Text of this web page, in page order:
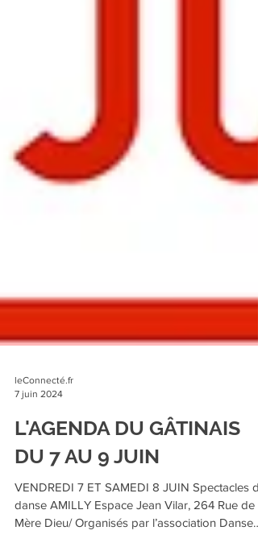
leConnecté.fr
L'AGENDA DU GÂTINAIS
DU 7 AU 9 JUIN
VENDREDI 7 ET SAMEDI 8 JUIN Spectacles
danse AMILLY Espace Jean Vilar, 264 Rue de